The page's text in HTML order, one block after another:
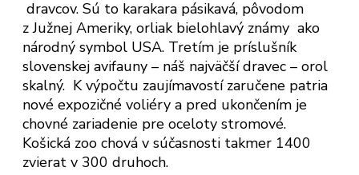
dravcov. Sú to karakara pásikavá, pôvodom
z Južnej Ameriky, orliak bielohlavý známy ako
národný symbol USA. Tretím je príslušník
slovenskej avifauny – náš najväčší dravec – orol
skalný. K výpočtu zaujímavostí zaručene patria
nové expozičné voliéry a pred ukončením je
chovné zariadenie pre oceloty stromové.
Košická zoo chová v súčasnosti takmer 1400
zvierat v 300 druhoch.